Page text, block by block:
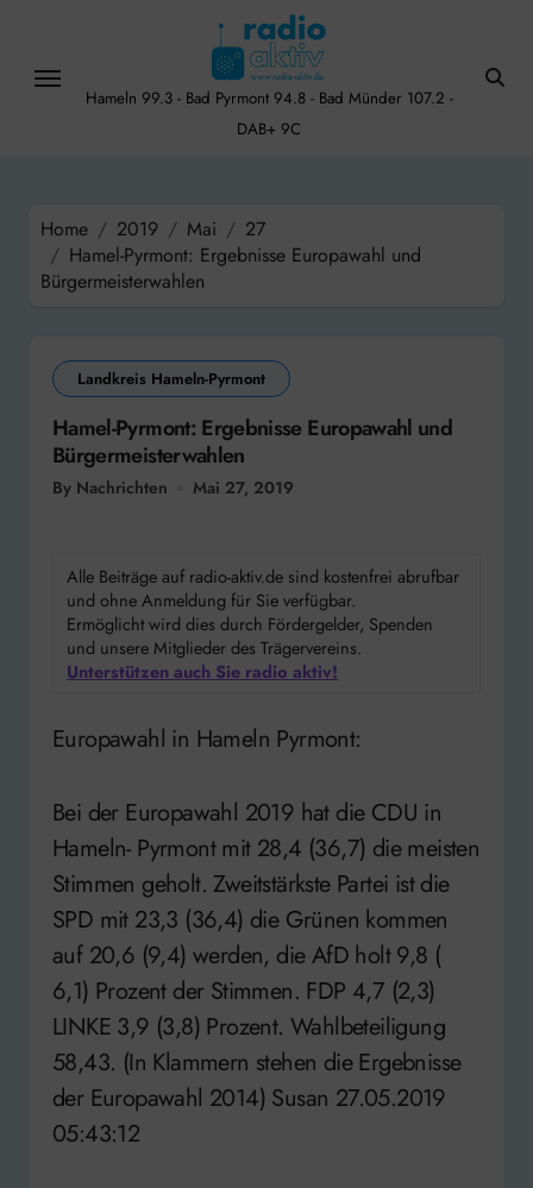
content
Hameln 99.3 - Bad Pyrmont 94.8 - Bad Münder 107.2 -
DAB+ 9C
Home 2019 Mai
27
Hamel-Pyrmont: Ergebnisse Europawahl und
Bürgermeisterwahlen
Landkreis Hameln-Pyrmont
Hamel-Pyrmont: Ergebnisse Europawahl und
Bürgermeisterwahlen
By Nachrichten Mai 27, 2019
Alle Beiträge auf radio-aktiv.de sind kostenfrei abrufbar
und ohne Anmeldung für Sie verfügbar.
Ermöglicht wird dies durch Fördergelder, Spenden
und unsere Mitglieder des Trägervereins.
Unterstützen auch Sie radio aktiv!
Europawahl in Hameln Pyrmont:
Bei der Europawahl 2019 hat die CDU in
Hameln- Pyrmont mit 28,4 (36,7) die meisten
Stimmen geholt. Zweitstärkste Partei ist die
SPD mit 23,3 (36,4) die Grünen kommen
auf 20,6 (9,4) werden, die AfD holt 9,8 (
6,1) Prozent der Stimmen. FDP 4,7 (2,3)
LINKE 3,9 (3,8) Prozent. Wahlbeteiligung
58,43. (In Klammern stehen die Ergebnisse
der Europawahl 2014) Susan 27.05.2019
05:43:12